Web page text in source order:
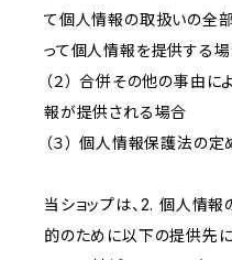
て個人情報の取扱いの全
って個人情報を提供する
（２） 合併その他の事由
報が提供される場合
（３） 個人情報保護法の
当ショップは、2. 個人情
的のために以下の提供先